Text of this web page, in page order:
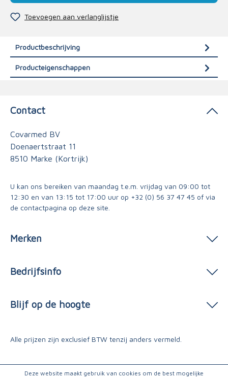
Toevoegen aan verlanglijstje
Productbeschrijving
Producteigenschappen
Contact
Covarmed BV
Doenaertstraat 11
8510 Marke (Kortrijk)
U kan ons bereiken van maandag t.e.m. vrijdag van 09:00 tot
12:30 en van 13:15 tot 17:00 uur op +32 (0) 56 37 47 45 of via
de contactpagina op deze site.
Merken
Bedrijfsinfo
Blijf op de hoogte
Alle prijzen zijn exclusief BTW tenzij anders vermeld.
Deze website maakt gebruik van cookies om de best mogelijke